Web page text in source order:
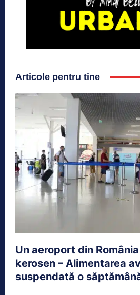
Articole pentru tine
Un aeroport din
kerosen – Alimentarea
suspendată o